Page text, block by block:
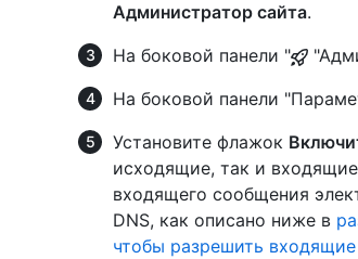
Администратор сайта.
На боковой панели "
На боковой панели
Установите флажок
исходящие, так и
входящего сообщения
DNS, как описано ниже в
чтобы разрешить